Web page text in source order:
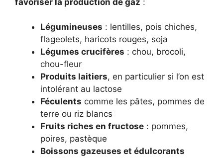
Légumineuses : lentilles, pois chiches,
flageolets, haricots rouges, soja
Légumes crucifères : chou, brocoli,
chou-fleur
Produits laitiers, en particulier si l’on est
intolérant au lactose
Féculents comme les pâtes, pommes de
terre ou riz blancs
Fruits riches en fructose : pommes,
poires, pastèque
Boissons gazeuses et édulcorants